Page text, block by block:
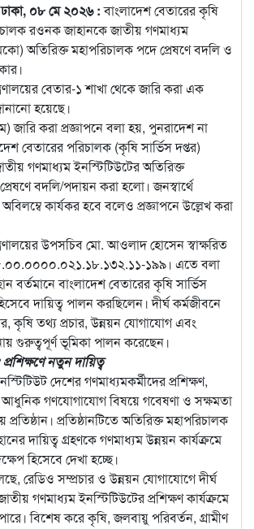
ঢাকা, ০৮ মে ২০২৬ :বাংলাদেশ বেতারের কৃষি
রওনক জাহানকে জাতীয় গণমাধ্যম
অতিরিক্ত মহাপরিচালক পদে প্রেষণে বদলি ও
বেতার-১ শাখা থেকে জারি করা এক
হয়েছে।
জারি করা প্রজ্ঞাপনে বলা হয়, পুনরাদেশ না
বেতারের পরিচালক (কৃষি সার্ভিস দপ্তর)
গণমাধ্যম ইনস্টিটিউটের অতিরিক্ত
বদলি/পদায়ন করা হলো। জনস্বার্থে
কার্যকর হবে বলেও প্রজ্ঞাপনে উল্লেখ করা
উপসচিব মো. আওলাদ হোসেন স্বাক্ষরিত
১৯৯। এতে বলা
বর্তমানে বাংলাদেশ বেতারের কৃষি সার্ভিস
দায়িত্ব পালন করছিলেন। দীর্ঘ কর্মজীবনে
কৃষি তথ্য প্রচার, উন্নয়ন যোগাযোগ এবং
গুরুত্বপূর্ণ ভূমিকা পালন করেছেন।
নতুন দায়িত্ব
দেশের গণমাধ্যমকর্মীদের প্রশিক্ষণ,
আধুনিক গণযোগাযোগ বিষয়ে গবেষণা ও সক্ষমতা
প্রতিষ্ঠান। প্রতিষ্ঠানটিতে অতিরিক্ত মহাপরিচালক
দায়িত্ব গ্রহণকে গণমাধ্যম উন্নয়ন কার্যক্রমে
হিসেবে দেখা হচ্ছে।
রেডিও সম্প্রচার ও উন্নয়ন যোগাযোগে দীর্ঘ
গণমাধ্যম ইনস্টিটিউটের প্রশিক্ষণ কার্যক্রমে
বিশেষ করে কৃষি, জলবায়ু পরিবর্তন, গ্রামীণ